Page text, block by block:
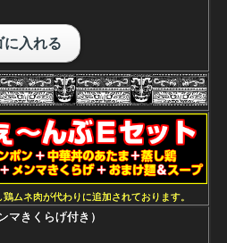
に入れる
ムネ肉が代わりに追加されております。
マきくらげ付き）